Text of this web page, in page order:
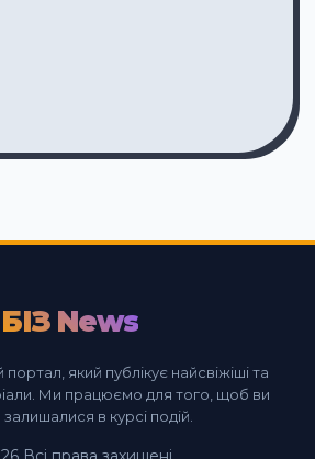
БІЗ News
який публікує найсвіжіші та
Ми працюємо для того, щоб ви
в курсі подій.